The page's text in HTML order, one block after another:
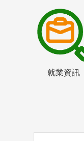
就業資訊